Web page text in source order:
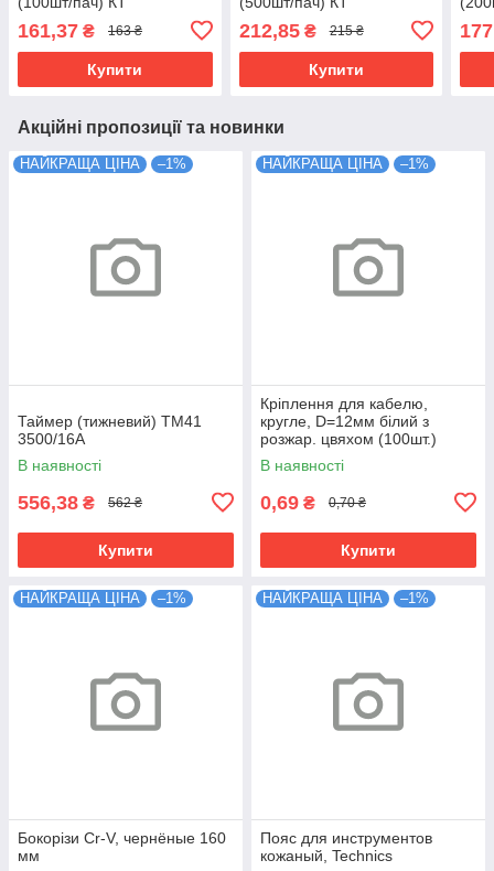
161,37 ₴ 163 ₴
Купити
212,85₴ 215 ₴
Купити
Акційні пропозиції та новинки
НАЙКРАЩА ЦІНА –1%
Таймер (тижневий) ТМ41
3500/16А
В наявності
556,38 ₴ 562 ₴
Купити
НАЙКРАЩА ЦІНА –1%
Кріплення для кабелю,
кругле, D=12мм білий з
розжар. цвяхом (100шт.)
В наявності
0,69 ₴ 0,70 ₴
Купити
НАЙКРАЩА ЦІНА –1%
Бокорізи Cr-V, чернёные 160
мм
НАЙКРАЩА ЦІНА –1%
Пояс для инструментов
кожаный, Technics